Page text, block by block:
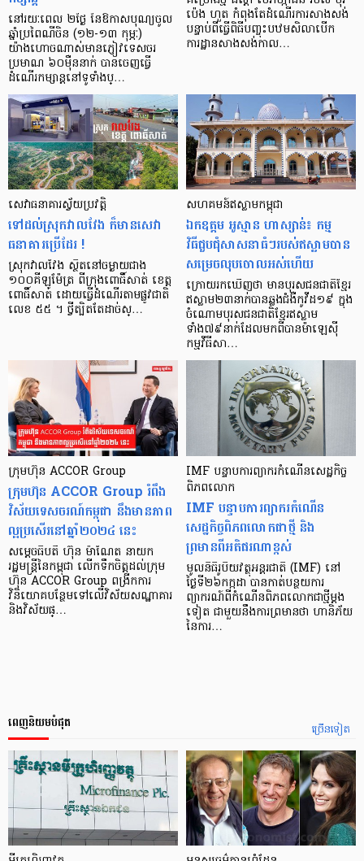
នៅរយៈពេល ២ថ្ងៃ នៃឱកាសបុណ្យចូល
ឆ្នាំប្រពៃណីចិន (១២-១៣ កុម្ភៈ)
យ៉ាងហោចណាស់មានភ្ញៀវទេសចរ
ប្រមាណ ៦០ម៉ឺននាក់ បានចេញធ្វើ
ដំណើរកម្សាន្ដនៅទូទាំងប្…
ប៉េង ហួត កំពុងតែ​ដំណើរការ​សាងសង់
បន្ទាប់ពី​ធ្វើ​ពិធី​បញ្ចុះ​បឋម​សិលា​បើក​
ការដ្ឋាន​សាងសង់​កាល…
សេវាធនាគារស្វ័យប្រវត្តិ
ទៅដល់ស្រុកវាលវែង ក៏មានសេវា
ធនាគារប្រើដែរ !
ស្រុក​វាលវែង​ ស្ថិតនៅចម្ងាយ​ជាង
១០០គីឡូម៉ែត្រ​ ពីក្រុង​ពោធិ៍សាត់ ខេត្ត
ពោធិ៍សាត់ ដោយធ្វើ​ដំណើរតាម​ផ្លូវ​ជាតិ​
លេខ ៥៥ ។ ថ្វីត្បិតតែដាច់​ស្…
សហគមន៍ឥស្លាមកម្ពុជា
ឯកឧត្តម អូ​ស្មាន ហា​ស្សាន់៖ កម្ម
វិធីជួបជុំសាសនាធំៗរបស់ឥស្លាមបាន
សម្រេចលុបចោលអស់ហើយ
ក្រោយរកឃើញថា មានបុរសជនជាតិខ្មែរ
ឥស្លាម២៣នាក់បានឆ្លងជំងឺកូវីដ១៩ ក្នុង
ចំណោមបុរសជនជាតិខ្មែរឥស្លាម
ទាំង៧៩នាក់ដែលមកពីបានម៉ាឡេស៊ី
កម្មវីធីសា…
ក្រុមហ៊ុន ACCOR Group
ក្រុមហ៊ុន ACCOR Group រំពឹង
វិស័យទេសចរណ៍កម្ពុជា នឹងមានភាព
ល្អប្រសើរនៅឆ្នាំ២០២៤ នេះ
សម្ដេចធិបតី ហ៊ុន ម៉ាណែត នាយក
រដ្ឋមន្រ្តីនៃកម្ពុជា លើកទឹកចិត្តដល់ក្រុម
ហ៊ុន ACCOR Group ពង្រីកការ
វិនិយោគបន្ថែមទៅលើវិស័យសណ្ឋាគារ
និងវិស័យផ្…
IMF បន្ទាបការព្យាករកំណើនសេដ្ឋកិច្ច
ពិភពលោក
IMF បន្ទាបការព្យាករកំណើន
សេដ្ឋកិច្ចពិភពលោកជាថ្មី និង
ព្រមានពីអតិផរណាខ្ពស់
មូលនិធិរូបិយវត្ថុអន្តរជាតិ (IMF) នៅ
ថ្ងៃទី២៦កក្កដា បានកាត់បន្ថយការ
ព្យាករណ៍ពីកំណើនពិភពលោកជាថ្មីម្តង
ទៀត ជាមួយនឹងការព្រមានថា ហានិភ័យ
នៃការ…
ច្រើនទៀត
ពេញនិយមបំផុត